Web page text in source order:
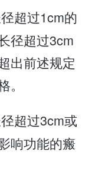
超过1cm的
径超过3cm
出前述规定
超过3cm或
响功能的瘢